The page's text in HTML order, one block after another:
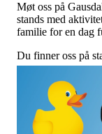
Møt oss på
stands med
familie for en dag
Du finner oss på